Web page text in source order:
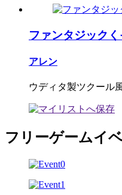
ファンタジックく
アレン
ウディタ製ツクール
フリーゲームイ